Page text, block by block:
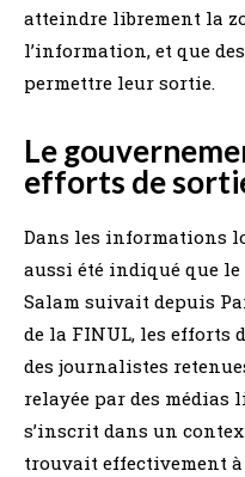
atteindre librement la
l’information, et que
permettre leur sortie.
Le
efforts de
Dans les informations
aussi été indiqué que
Salam suivait depuis
de la FINUL, les efforts
des journalistes
relayée par des
s’inscrit dans un
trouvait effectivement